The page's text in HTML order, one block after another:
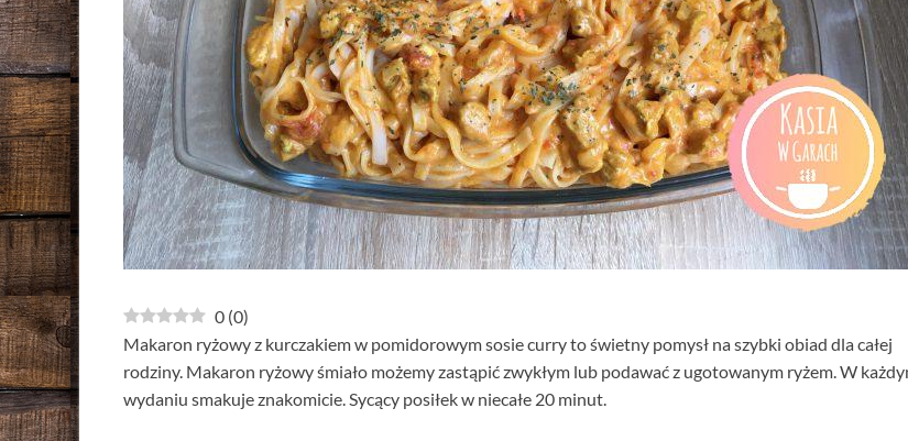
0 (0)
Makaron ryżowy z kurczakiem w pomidorowym sosie curry to świetny pomysł na szybki obiad dla całej
rodziny. Makaron ryżowy śmiało możemy zastąpić zwykłym lub podawać z ugotowanym ryżem. W
wydaniu smakuje znakomicie. Sycący posiłek w niecałe 20 minut.